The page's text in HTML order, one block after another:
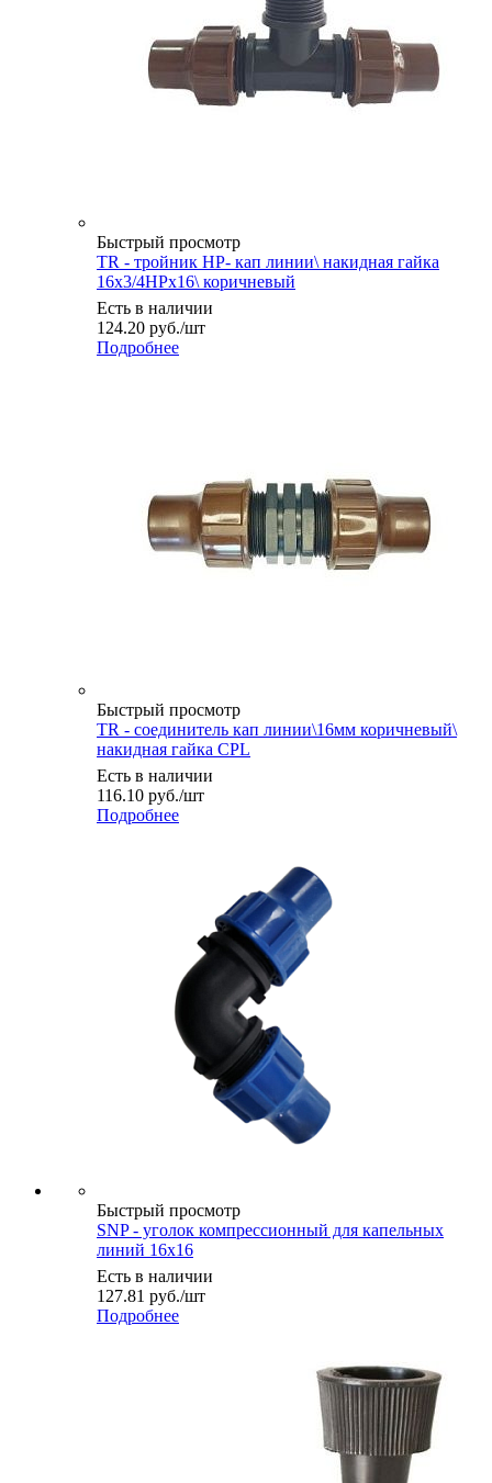
Быстрый просмотр
TR - тройник НР- кап линии\ накидная гайка
16х3/4НРх16\ коричневый
Есть в наличии
124.20 руб./шт
Подробнее
Быстрый просмотр
TR - соединитель кап линии\16мм коричневый\
накидная гайка CPL
Есть в наличии
116.10 руб./шт
Подробнее
Быстрый просмотр
SNP - уголок компрессионный для капельных
линий 16х16
Есть в наличии
127.81 руб./шт
Подробнее